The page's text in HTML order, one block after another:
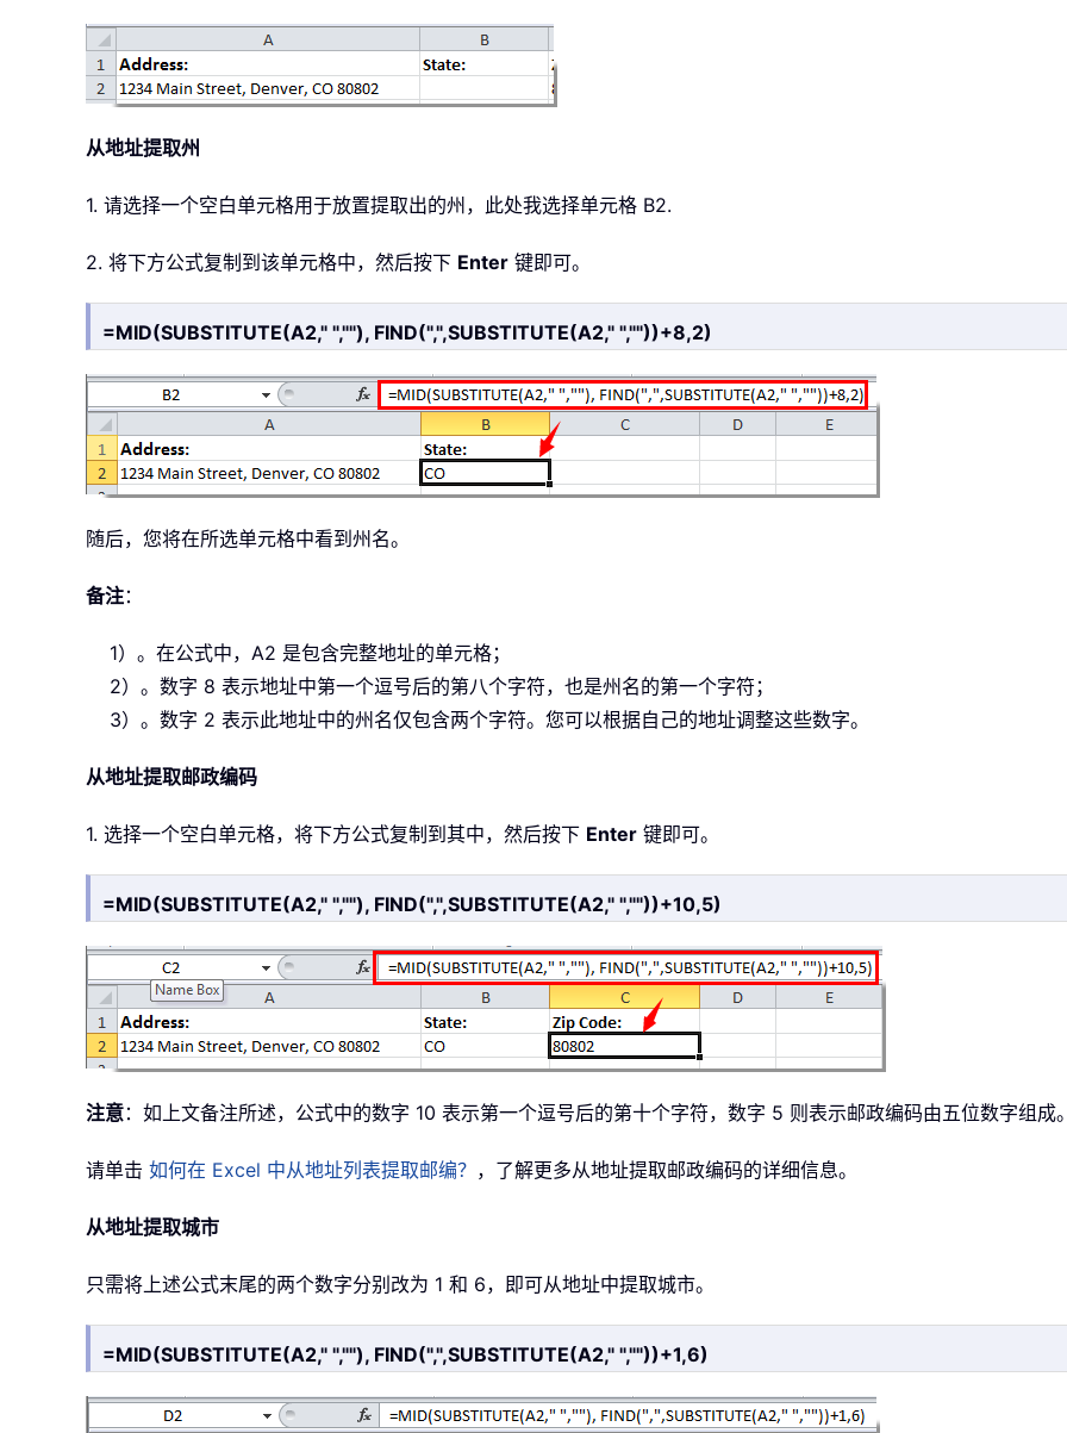
从地址提取州
1. 请选择一个空白单元格用于放置提取出的州，此处我选择单元格 B2.
2. 将下方公式复制到该单元格中，然后按下 Enter 键即可。
=MID(SUBSTITUTE(A2," ",""), FIND(",",SUBSTITUTE(A2," ",""))+8,2)
随后，您将在所选单元格中看到州名。
备注：
1）。在公式中，A2 是包含完整地址的单元格；
2）。数字 8 表示地址中第一个逗号后的第八个字符，也是州名的第一个字符；
3）。数字 2 表示此地址中的州名仅包含两个字符。您可以根据自己的地址调整这些数字。
从地址提取邮政编码
1. 选择一个空白单元格，将下方公式复制到其中，然后按下 Enter 键即可。
=MID(SUBSTITUTE(A2," ",""), FIND(",",SUBSTITUTE(A2," ",""))+10,5)
注意：如上文备注所述，公式中的数字 10 表示第一个逗号后的第十个字符，数字 5 则表示邮政编码由五位数字组成
请单击 如何在 Excel 中从地址列表提取邮编？ ，了解更多从地址提取邮政编码的详细信息。
从地址提取城市
只需将上述公式末尾的两个数字分别改为 1 和 6，即可从地址中提取城市。
=MID(SUBSTITUTE(A2," ",""), FIND(",",SUBSTITUTE(A2," ",""))+1,6)